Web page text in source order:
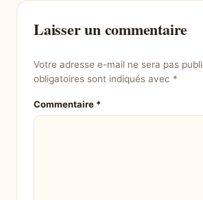
Laisser un commentaire
Votre adresse e-mail ne sera pas
obligatoires sont indiqués avec *
Commentaire *